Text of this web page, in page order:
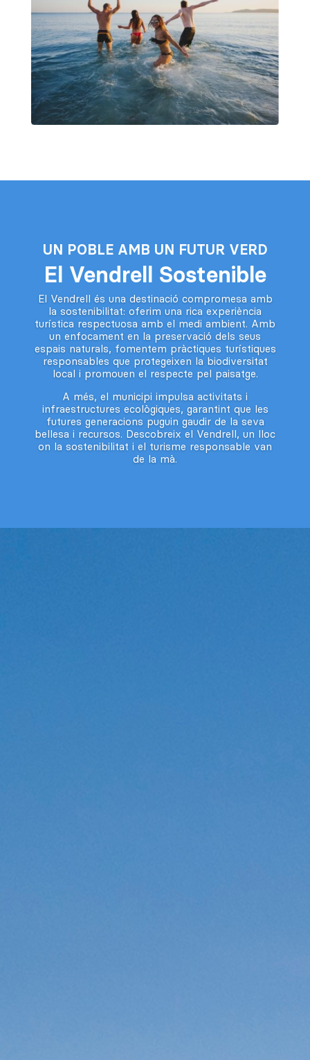
UN POBLE AMB UN FUTUR VERD
El Vendrell Sostenible
El Vendrell és una destinació compromesa amb
la sostenibilitat: oferim una rica experiència
turística respectuosa amb el medi ambient. Amb
un enfocament en la preservació dels seus
espais naturals, fomentem pràctiques turístiques
responsables que protegeixen la biodiversitat
local i promouen el respecte pel paisatge.
A més, el municipi impulsa activitats i
infraestructures ecològiques, garantint que les
futures generacions puguin gaudir de la seva
bellesa i recursos. Descobreix el Vendrell, un lloc
on la sostenibilitat i el turisme responsable van
de la mà.